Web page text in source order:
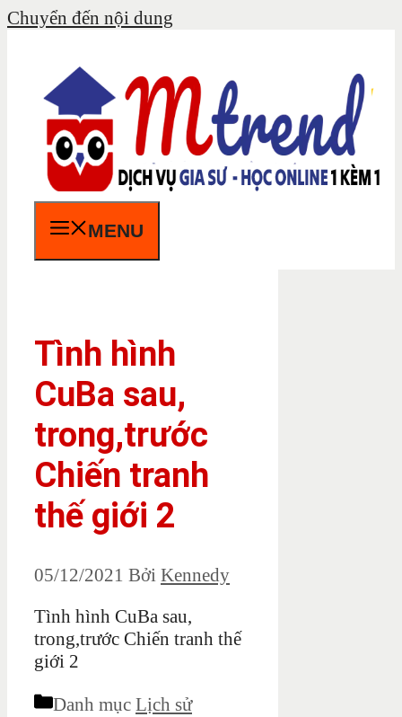
Chuyển đến nội dung
MENU
Tình hình
CuBa sau,
trong,trước
Chiến tranh
thế giới 2
05/12/2021 Bởi Kennedy
Tình hình CuBa sau,
trong,trước Chiến tranh thế
giới 2
Danh mục Lịch sử